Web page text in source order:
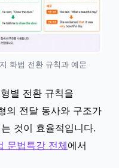
화법 전환 규칙과 예문
별 전환 규칙을
의 전달 동사와 구조가
것이 효율적입니다.
문법특강 전체에서